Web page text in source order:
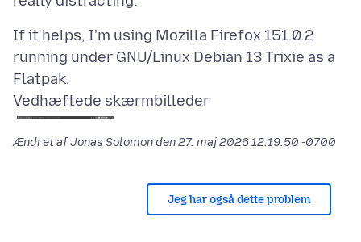
If it helps, I'm using Mozilla Firefox 151.0.2
running under GNU/Linux Debian 13 Trixie as a
Vedhæftede skærmbilleder
Ændret af Jonas Solomon den27. maj 2026 12.19.50 -0700
Jeg har også dette problem